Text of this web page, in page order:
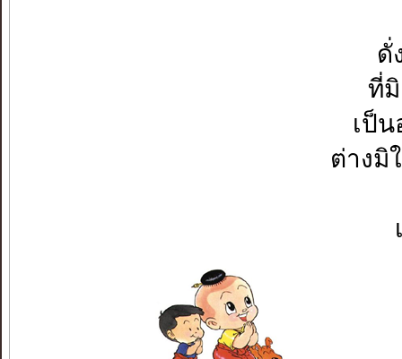
ดั่
ที่
เป็
ต่างมิ